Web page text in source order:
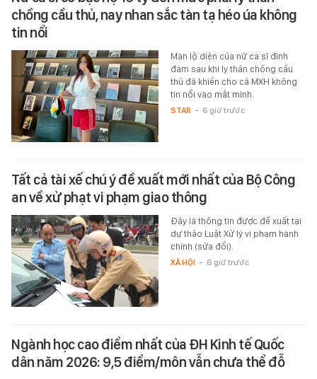
chồng cầu thủ, nay nhan sắc tàn tạ héo úa không
tin nổi
Màn lộ diện của nữ ca sĩ đình
đám sau khi ly thân chồng cầu
thủ đã khiến cho cả MXH không
tin nổi vào mắt mình.
STAR - 6 giờ trước
Tất cả tài xế chú ý đề xuất mới nhất của Bộ Công
an về xử phạt vi phạm giao thông
Đây là thông tin được đề xuất tại
dự thảo Luật Xử lý vi phạm hành
chính (sửa đổi).
XÃ HỘI - 6 giờ trước
Ngành học cao điểm nhất của ĐH Kinh tế Quốc
dân năm 2026: 9,5 điểm/môn vẫn chưa thể đỗ